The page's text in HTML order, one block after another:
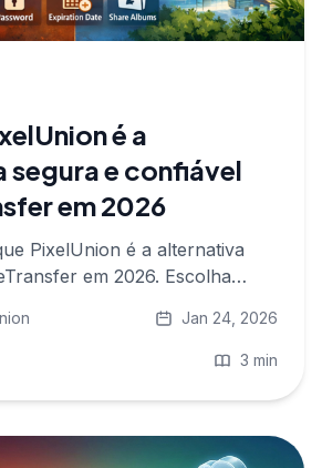
é a
segura e confiável
em 2026
PixelUnion é a alternativa
em 2026. Escolha
de compartilhamento para
seus dados e privacidade.
Jan 24, 2026
3 min